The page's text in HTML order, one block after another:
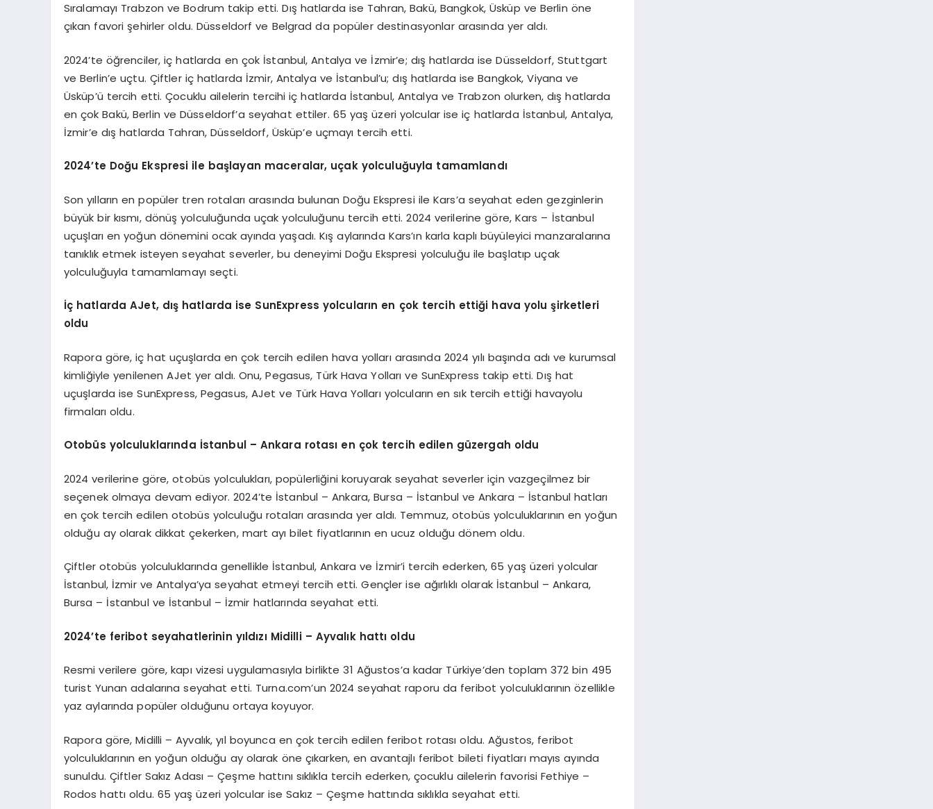
Sıralamayı Trabzon ve Bodrum takip etti. Dış hatlarda ise Tahran, Bakü, Bangkok, Üsküp ve Berlin öne
çıkan favori şehirler oldu. Düsseldorf ve Belgrad da popüler destinasyonlar arasında yer aldı.
2024’te öğrenciler, iç hatlarda en çok İstanbul, Antalya ve İzmir’e; dış hatlarda ise Düsseldorf, Stuttgart
ve Berlin’e uçtu. Çiftler iç hatlarda İzmir, Antalya ve İstanbul’u; dış hatlarda ise Bangkok, Viyana ve
Üsküp’ü tercih etti. Çocuklu ailelerin tercihi iç hatlarda İstanbul, Antalya ve Trabzon olurken, dış hatlarda
en çok Bakü, Berlin ve Düsseldorf’a seyahat ettiler. 65 yaş üzeri yolcular ise iç hatlarda İstanbul, Antalya,
İzmir’e dış hatlarda Tahran, Düsseldorf, Üsküp’e uçmayı tercih etti.
2024’te Doğu Ekspresi ile başlayan maceralar, uçak yolculuğuyla tamamlandı
Son yılların en popüler tren rotaları arasında bulunan Doğu Ekspresi ile Kars’a seyahat eden gezginlerin
büyük bir kısmı, dönüş yolculuğunda uçak yolculuğunu tercih etti. 2024 verilerine göre, Kars – İstanbul
uçuşları en yoğun dönemini ocak ayında yaşadı. Kış aylarında Kars’ın karla kaplı büyüleyici manzaralarına
tanıklık etmek isteyen seyahat severler, bu deneyimi Doğu Ekspresi yolculuğu ile başlatıp uçak
yolculuğuyla tamamlamayı seçti.
İç hatlarda AJet, dış hatlarda ise SunExpress yolcuların en çok tercih ettiği hava yolu şirketleri
oldu
Rapora göre, iç hat uçuşlarda en çok tercih edilen hava yolları arasında 2024 yılı başında adı ve kurumsal
kimliğiyle yenilenen AJet yer aldı. Onu, Pegasus, Türk Hava Yolları ve SunExpress takip etti. Dış hat
uçuşlarda ise SunExpress, Pegasus, AJet ve Türk Hava Yolları yolcuların en sık tercih ettiği havayolu
firmaları oldu.
Otobüs yolculuklarında İstanbul – Ankara rotası en çok tercih edilen güzergah oldu
2024 verilerine göre, otobüs yolculukları, popülerliğini koruyarak seyahat severler için vazgeçilmez bir
seçenek olmaya devam ediyor. 2024’te İstanbul – Ankara, Bursa – İstanbul ve Ankara – İstanbul hatları
en çok tercih edilen otobüs yolculuğu rotaları arasında yer aldı. Temmuz, otobüs yolculuklarının en yoğun
olduğu ay olarak dikkat çekerken, mart ayı bilet fiyatlarının en ucuz olduğu dönem oldu.
Çiftler otobüs yolculuklarında genellikle İstanbul, Ankara ve İzmir’i tercih ederken, 65 yaş üzeri yolcular
İstanbul, İzmir ve Antalya’ya seyahat etmeyi tercih etti. Gençler ise ağırlıklı olarak İstanbul – Ankara,
Bursa – İstanbul ve İstanbul – İzmir hatlarında seyahat etti.
2024’te feribot seyahatlerinin yıldızı Midilli – Ayvalık hattı oldu
Resmi verilere göre, kapı vizesi uygulamasıyla birlikte 31 Ağustos’a kadar Türkiye’den toplam 372 bin 495
turist Yunan adalarına seyahat etti. Turna.com’un 2024 seyahat raporu da feribot yolculuklarının özellikle
yaz aylarında popüler olduğunu ortaya koyuyor.
Rapora göre, Midilli – Ayvalık, yıl boyunca en çok tercih edilen feribot rotası oldu. Ağustos, feribot
yolculuklarının en yoğun olduğu ay olarak öne çıkarken, en avantajlı feribot bileti fiyatları mayıs ayında
sunuldu. Çiftler Sakız Adası – Çeşme hattını sıklıkla tercih ederken, çocuklu ailelerin favorisi Fethiye –
Rodos hattı oldu. 65 yaş üzeri yolcular ise Sakız – Çeşme hattında sıklıkla seyahat etti.